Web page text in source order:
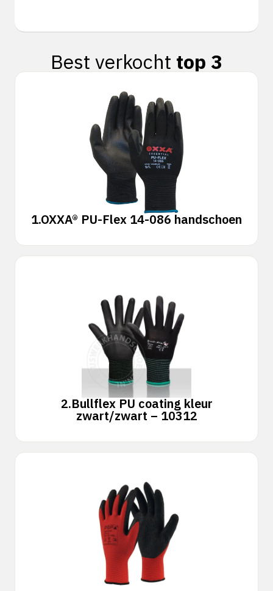
Best verkocht top 3
1.OXXA® PU-Flex 14-086 handschoen
2.Bullflex PU coating kleur
zwart/zwart – 10312